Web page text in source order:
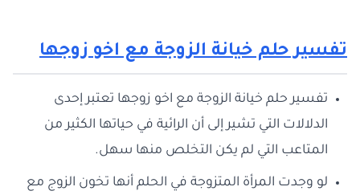
تفسير حلم خيانة الزوجة مع اخو زوجها
تفسير حلم خيانة الزوجة مع اخو زوجها تعتبر إحدى
الدلالات التي تشير إلى أن الرائية في حياتها الكثير من
المتاعب التي لم يكن التخلص منها سهل.
لو وجدت المرأة المتزوجة في الحلم أنها تخون الزوج مع